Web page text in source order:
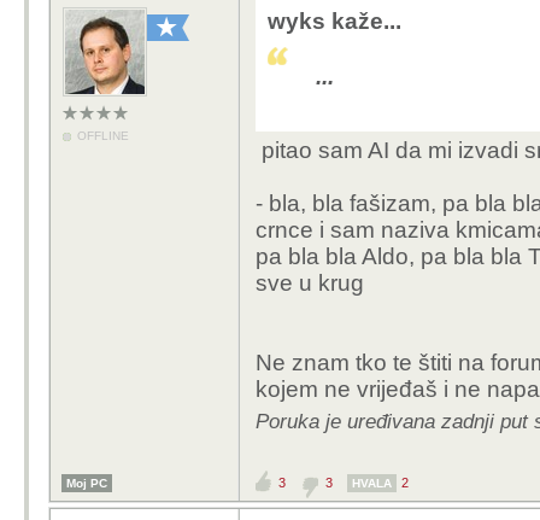
OFFLINE
wyks kaže...
...
pitao sam AI da mi izvadi
- bla, bla fašizam, pa bla
crnce i sam naziva
pa bla bla Aldo, pa bla bla
sve u krug
Ne znam tko te štiti na
kojem ne vrijeđaš i ne
Poruka je uređivana zadnji put
Moj PC 3 3 HVALA 2